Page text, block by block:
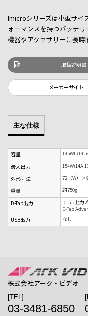
Imicroシリーズは小型サイ
ォーマンスを持つバッテ
機器やアクセサリーに長時
取扱説明書
メーカーサイト
主な仕様
容量
最大出力
154W(14A
外形寸法
72（W）
重量
約750g
D-Tap出力
D-Tap出力
D-Tap
USB出力
なし
株式会社アーク・ビデオ
[TEL]
03-3481-6850